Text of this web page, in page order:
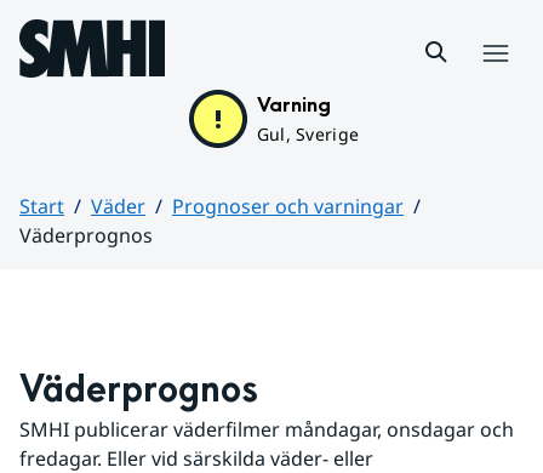
Hoppa till sidans innehåll
Varning
Gul, Sverige
Start Väder
Prognoser och varningar
Väderprognos
Väderprognos
SMHI publicerar väderfilmer måndagar, onsdagar och
fredagar. Eller vid särskilda väder- eller